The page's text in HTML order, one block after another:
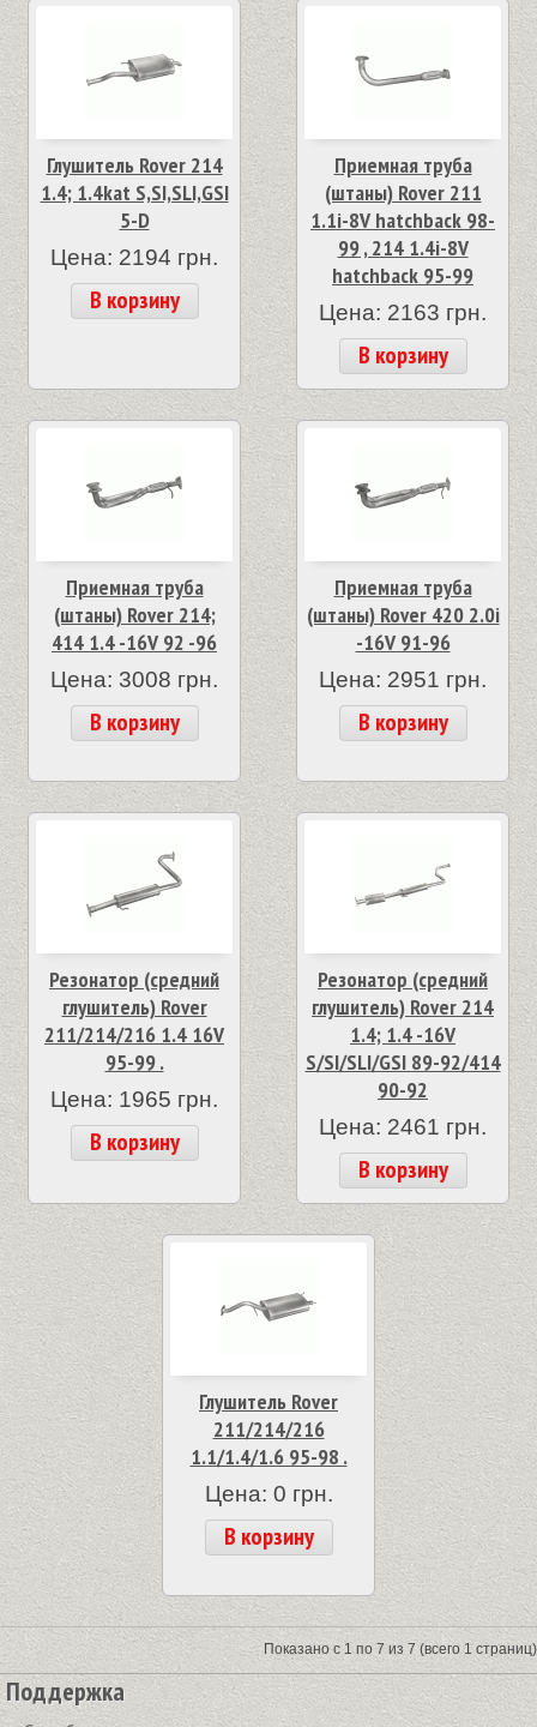
Глушитель Rover 214
1.4; 1.4kat S,SI,SLI,GSI
5-D
Цена: 2194 грн.
В корзину
Приемная труба
(штаны) Rover 211
1.1i-8V hatchback 98-
99 , 214 1.4i-8V
hatchback 95-99
Цена: 2163 грн.
В корзину
Приемная труба
(штаны) Rover 214;
414 1.4 -16V 92 -96
Цена: 3008 грн.
В корзину
Приемная труба
(штаны) Rover 420 2.0i
-16V 91-96
Цена: 2951 грн.
В корзину
Резонатор (средний
глушитель) Rover
211/214/216 1.4 16V
95-99 .
Цена: 1965 грн.
В корзину
Резонатор (средний
глушитель) Rover 214
1.4; 1.4 -16V
S/SI/SLI/GSI 89-92/414
90-92
Цена: 2461 грн.
В корзину
Глушитель Rover
211/214/216
1.1/1.4/1.6 95-98 .
Цена: 0 грн.
В корзину
Показано с 1 по 7 из 7 (всего 1 страниц)
Поддержка